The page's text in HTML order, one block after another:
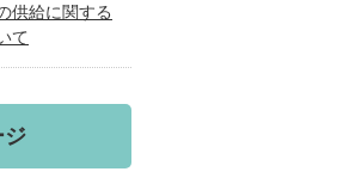
供給に関する
て
ジ